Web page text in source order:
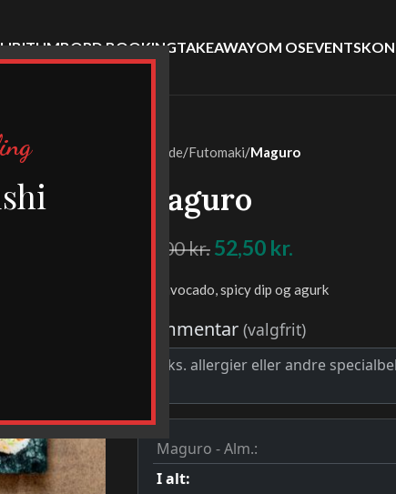
BORD BOOKINGTAKEAWAYOM OSEVENTS
Forside/Futomaki/Maguro
Maguro
75,00kr. 52,50 kr.
tun, avocado, spicy dip og agurk